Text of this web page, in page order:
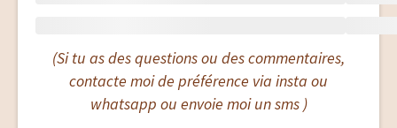
(Si tu as des questions ou des commentaires,
contacte moi de préférence via insta ou
whatsapp ou envoie moi un sms )